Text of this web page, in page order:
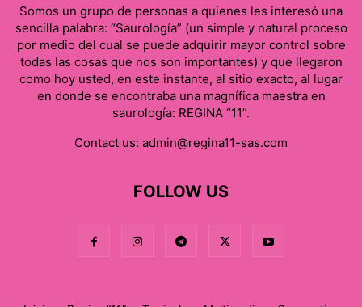
Somos un grupo de personas a quienes les interesó una
sencilla palabra: “Saurología” (un simple y natural proceso
por medio del cual se puede adquirir mayor control sobre
todas las cosas que nos son importantes) y que llegaron
como hoy usted, en este instante, al sitio exacto, al lugar
en donde se encontraba una magnífica maestra en
saurología: REGINA “11”.
Contact us: admin@regina11-sas.com
FOLLOW US